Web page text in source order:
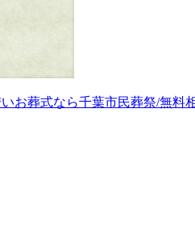
お葬式なら千葉市民葬祭/無料